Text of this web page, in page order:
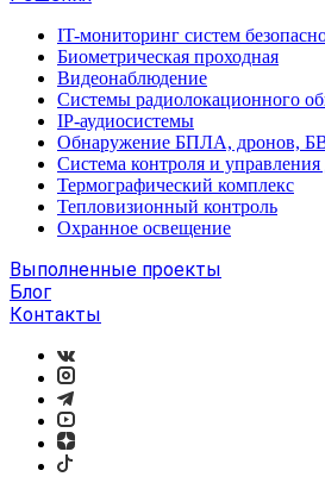
IT-мониторинг систем
Биометрическая проходная
Видеонаблюдение
Системы радиолокационного
IP-аудиосистемы
Обнаружение БПЛА, дронов,
Система контроля и
Термографический комплекс
Тепловизионный контроль
Охранное освещение
Выполненные проекты
Блог
Контакты